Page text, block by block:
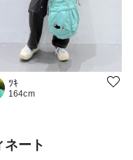
ﾂｷ
164cm
ート